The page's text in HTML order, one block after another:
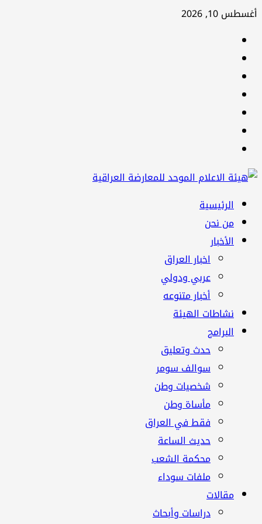
تخطي
أغسطس 10, 2026
القائمة
الرئيسية
الرئيسية
من نحن
الأخبار
اخبار العراق
عربي ودولي
أخبار متنوعه
نشاطات الهيئة
البرامج
حدث وتعليق
سوالف سومر
شخصيات وطن
مأساة وطن
فقط في العراق
حديث الساعة
محكمة الشعب
ملفات سوداء
مقالات
دراسات وأبحاث